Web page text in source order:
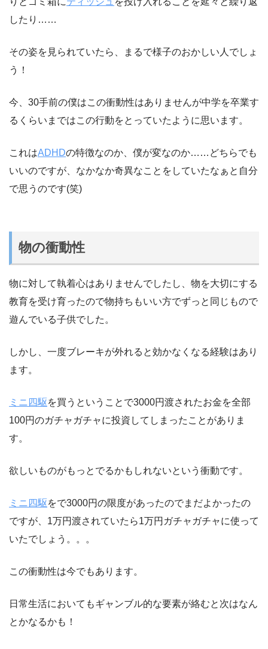
したり……
その姿を見られていたら、まるで様子のおかしい人でしょ
う！
今、30手前の僕はこの衝動性はありませんが中学を卒業す
るくらいまではこの行動をとっていたように思います。
これはADHDの特徴なのか、僕が変なのか……どちらでも
いいのですが、なかなか奇異なことをしていたなぁと自分
で思うのです(笑)
物の衝動性
物に対して執着心はありませんでしたし、物を大切にする
教育を受け育ったので物持ちもいい方でずっと同じもので
遊んでいる子供でした。
しかし、一度ブレーキが外れると効かなくなる経験はあり
ます。
ミニ四駆を買うということで3000円渡されたお金を全部
100円のガチャガチャに投資してしまったことがありま
す。
欲しいものがもっとでるかもしれないという衝動です。
ミニ四駆をで3000円の限度があったのでまだよかったの
ですが、1万円渡されていたら1万円ガチャガチャに使って
いたでしょう。。。
この衝動性は今でもあります。
日常生活においてもギャンブル的な要素が絡むと次はなん
とかなるかも！